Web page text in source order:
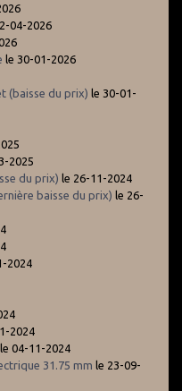
04-2026
le 30-01-2026
(baisse du prix) le 30-01-
2025
du prix) le 26-11-2024
baisse du prix) le 26-
2024
2024
le 04-11-2024
31.75 mm le 23-09-